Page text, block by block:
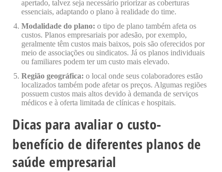
apertado, talvez seja necessário priorizar as coberturas
essenciais, adaptando o plano à realidade do time.
Modalidade do plano: o tipo de plano também afeta os
custos. Planos empresariais por adesão, por exemplo,
geralmente têm custos mais baixos, pois são oferecidos por
meio de associações ou sindicatos. Já os planos individuais
ou familiares podem ter um custo mais elevado.
Região geográfica: o local onde seus colaboradores estão
localizados também pode afetar os preços. Algumas regiões
possuem custos mais altos devido à demanda de serviços
médicos e à oferta limitada de clínicas e hospitais.
Dicas para avaliar o custo-
benefício de diferentes planos de
saúde empresarial